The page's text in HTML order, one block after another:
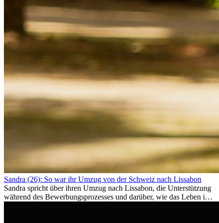
Sandra (26): So war ihr Umzug von der Schweiz nach Lissabon
Sandra spricht über ihren Umzug nach Lissabon, die Unterstützung
während des Bewerbungsprozesses und darüber, wie das Leben im